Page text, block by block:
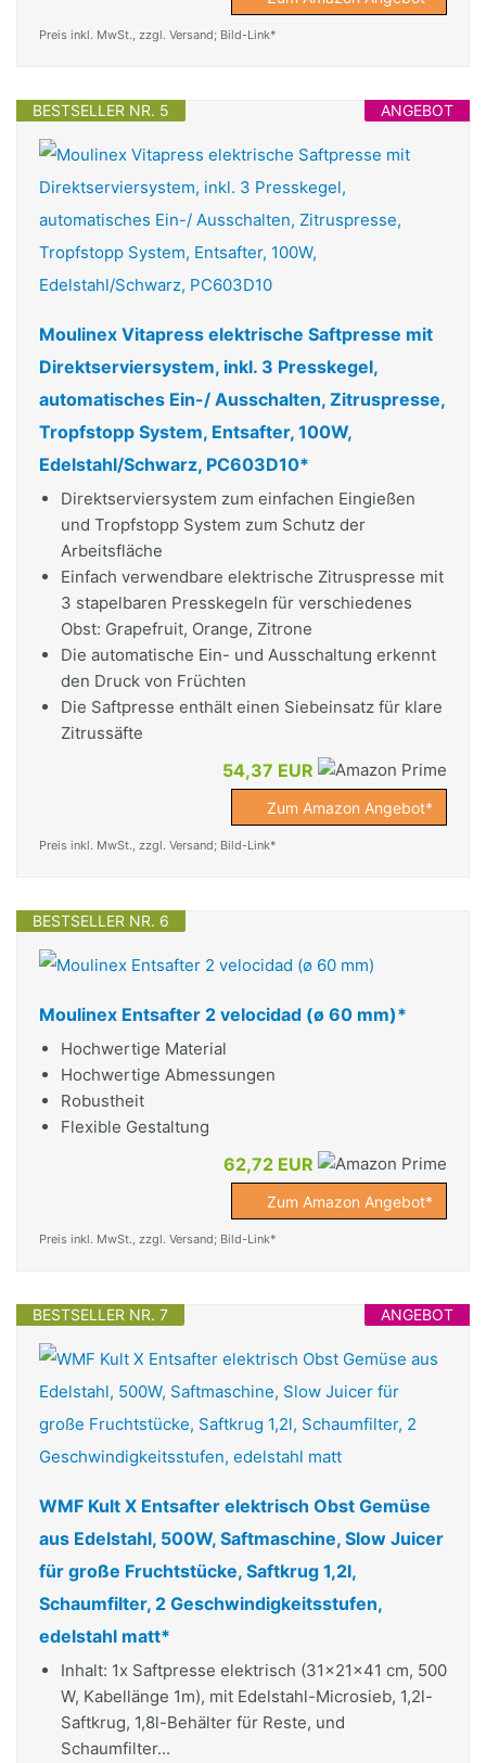
Preis inkl. MwSt., zzgl. Versand; Bild-Link*
ANGEBOT
BESTSELLER NR. 5
Moulinex Vitapress elektrische Saftpresse mit
Direktserviersystem, inkl. 3 Presskegel,
automatisches Ein-/ Ausschalten, Zitruspresse,
Tropfstopp System, Entsafter, 100W,
Edelstahl/Schwarz, PC603D10*
Direktserviersystem zum einfachen Eingießen
und Tropfstopp System zum Schutz der
Arbeitsfläche
Einfach verwendbare elektrische Zitruspresse mit
3 stapelbaren Presskegeln für verschiedenes
Obst: Grapefruit, Orange, Zitrone
Die automatische Ein- und Ausschaltung erkennt
den Druck von Früchten
Die Saftpresse enthält einen Siebeinsatz für klare
Zitrussäfte
54,37 EUR
Zum Amazon Angebot*
Preis inkl. MwSt., zzgl. Versand; Bild-Link*
BESTSELLER NR. 6
Moulinex Entsafter 2 velocidad (ø 60 mm)*
Hochwertige Material
Hochwertige Abmessungen
Robustheit
Flexible Gestaltung
62,72 EUR
Zum Amazon Angebot*
Preis inkl. MwSt., zzgl. Versand; Bild-Link*
ANGEBOT
BESTSELLER NR. 7
WMF Kult X Entsafter elektrisch Obst Gemüse
aus Edelstahl, 500W, Saftmaschine, Slow Juicer
für große Fruchtstücke, Saftkrug 1,2l,
Schaumfilter, 2 Geschwindigkeitsstufen,
edelstahl matt*
Inhalt: 1x Saftpresse elektrisch (31x21x41 cm, 500
W, Kabellänge 1m), mit Edelstahl-Microsieb, 1,2l-
Saftkrug, 1,8l-Behälter für Reste, und
Schaumfilter...